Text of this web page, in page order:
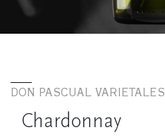
DON PASCUAL VARIETALES
Chardonnay